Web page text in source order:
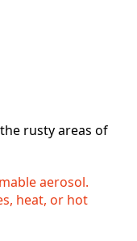
rusty areas of
aerosol.
heat, or hot